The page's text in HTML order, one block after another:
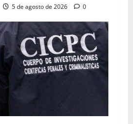
5 de agosto de 2026 0